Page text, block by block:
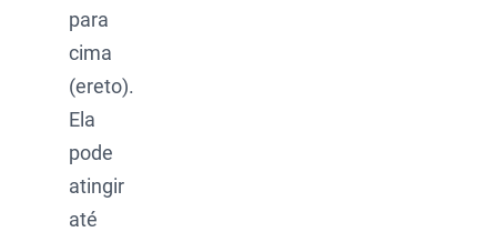
para
cima
(ereto).
Ela
pode
atingir
até